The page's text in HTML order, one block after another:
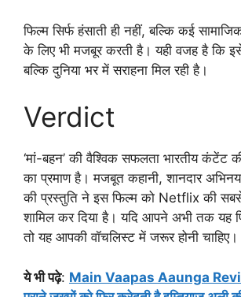
फिल्म सिर्फ हंसाती ही नहीं, बल्कि कई
के लिए भी मजबूर करती है। यही वजह है कि
बल्कि दुनिया भर में सराहना मिल रही है।
Verdict
‘मां-बहन’ की वैश्विक सफलता भारतीय कंटेंट
का प्रमाण है। मजबूत कहानी, शानदार
की प्रस्तुति ने इस फिल्म को Netflix की सबसे
शामिल कर दिया है। यदि आपने अभी तक यह
तो यह आपकी वॉचलिस्ट में जरूर होनी चाहिए।
ये भी पढ़े: Main Vaapas Aaunga